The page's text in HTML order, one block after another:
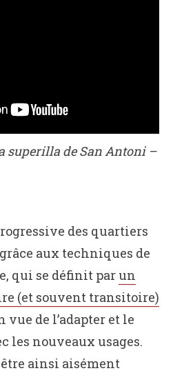
superilla de San Antoni –
des quartiers
aux techniques de
qui se définit par un
(et souvent transitoire)
vue de l’adapter et le
les nouveaux usages.
être ainsi aisément